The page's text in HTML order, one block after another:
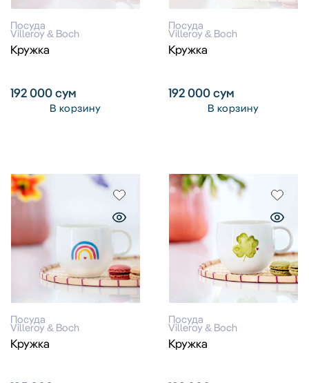
Посуда
Villeroy & Boch
Кружка
192 000сум
В корзину
Посуда
Villeroy & Boch
Кружка
192 000сум
В корзину
Посуда
Villeroy & Boch
Кружка
Посуда
Villeroy & Boch
Кружка